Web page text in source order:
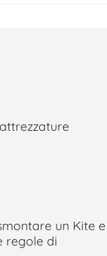
un Kite e
regole di